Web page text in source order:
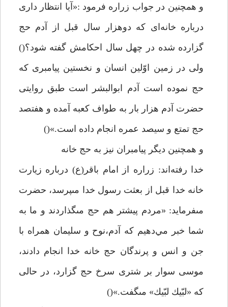
و همچنين در جواب زراره فرمود :«آيا انتظار دارى
درباره خانه‌اى كه دوهزار سال قبل از آدم حج
گزارده شده در چهل سال احكامش گفته شود؟()
ولى در زمين اوّلين انسان و نخستين پيامبرى كه
حج نموده است آدم ابوالبشر است طبق روايتى
حضرت آدم هزار بار به طواف كعبه آمده و هفتصد
حج تمتع و سيصد عمره انجام داده است.»()
و همچنين ديگر پيامبران نيز به حج خانه
خدا رفته‌اند: زراره از امام باقر(ع) درباره زيارت
خانه خدا قبل از بعثت رسول خدا مىپرسد، حضرت
مىفرمايد: «مردم پيشتر هم حج مىگذاردند و ما به
شما خبر مي‌دهيم كه آدم،نوح و سليمان همراه با
جن و انس و پرندگان حج خانه خدا انجام دادند،
موسى سوار بر شترى سرخ حج گزارد، در حالى
كه «لبّيك لبّيك» مىگفت.»()